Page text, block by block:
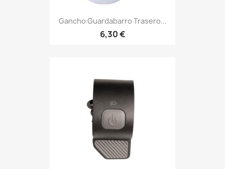
Gancho Guardabarro Trasero...
6,30 €